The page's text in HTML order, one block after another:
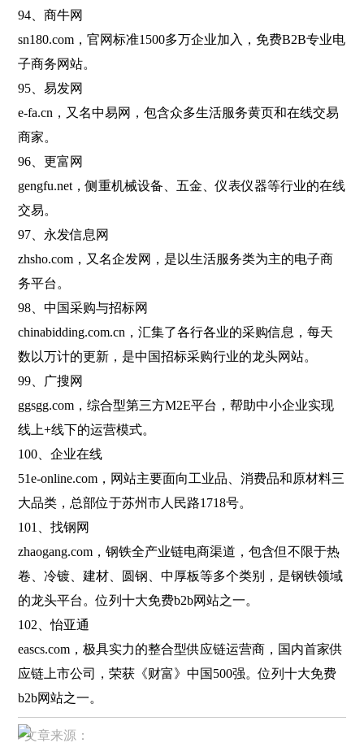
94、商牛网
sn180.com，官网标准1500多万企业加入，免费B2B专业电
子商务网站。
95、易发网
e-fa.cn，又名中易网，包含众多生活服务黄页和在线交易
商家。
96、更富网
gengfu.net，侧重机械设备、五金、仪表仪器等行业的在线
交易。
97、永发信息网
zhsho.com，又名企发网，是以生活服务类为主的电子商
务平台。
98、中国采购与招标网
chinabidding.com.cn，汇集了各行各业的采购信息，每天
数以万计的更新，是中国招标采购行业的龙头网站。
99、广搜网
ggsgg.com，综合型第三方M2E平台，帮助中小企业实现
线上+线下的运营模式。
100、企业在线
51e-online.com，网站主要面向工业品、消费品和原材料三
大品类，总部位于苏州市人民路1718号。
101、找钢网
zhaogang.com，钢铁全产业链电商渠道，包含但不限于热
卷、冷镀、建材、圆钢、中厚板等多个类别，是钢铁领域
的龙头平台。位列十大免费b2b网站之一。
102、怡亚通
eascs.com，极具实力的整合型供应链运营商，国内首家供
应链上市公司，荣获《财富》中国500强。位列十大免费
b2b网站之一。
▸文章来源：